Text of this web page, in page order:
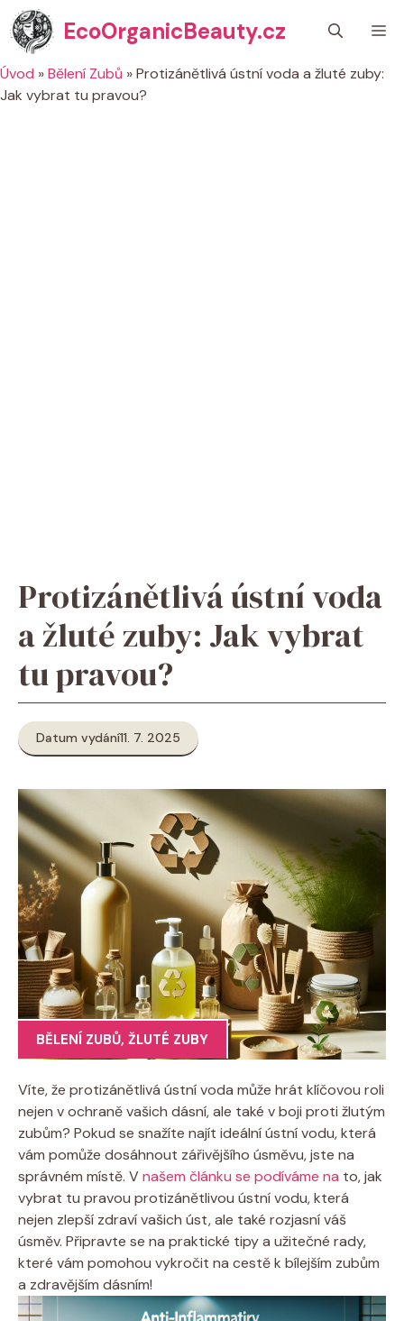
Přeskočit
na
obsah
EcoOrganicBeauty.cz
Úvod »Bělení Zubů »Protizánětlivá ústní voda a žluté zuby:
Jak vybrat tu pravou?
Protizánětlivá ústní voda
a žluté zuby: Jak vybrat
tu pravou?
Datum vydání11. 7. 2025
BĚLENÍ ZUBŮ, ŽLUTÉ ZUBY
Víte, že protizánětlivá ústní voda může hrát klíčovou roli
nejen v ochraně vašich dásní, ale také v boji proti žlutým
zubům? Pokud se snažíte najít ideální ústní vodu, která
vám pomůže dosáhnout zářivějšího úsměvu, jste na
správném místě. Vnašem článku se podíváme na to, jak
vybrat tu pravou protizánětlivou ústní vodu, která
nejen zlepší zdraví vašich úst, ale také rozjasní váš
úsměv. Připravte se na praktické tipy a užitečné rady,
které vám pomohou vykročit na cestě k bílejším zubům
a zdravějším dásním!